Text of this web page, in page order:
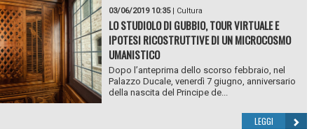
03/06/2019 10:35| Cultura
LO STUDIOLO DI GUBBIO, TOUR VIRTUALE E
IPOTESI RICOSTRUTTIVE DI UN MICROCOSMO
UMANISTICO
Dopo l’anteprima dello scorso febbraio, nel
Palazzo Ducale, venerdì 7 giugno, anniversario
della nascita del Principe de...
LEGGI